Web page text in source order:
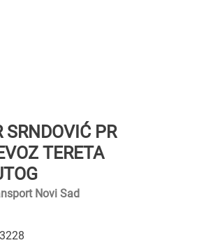
PR
TERETA
Novi Sad